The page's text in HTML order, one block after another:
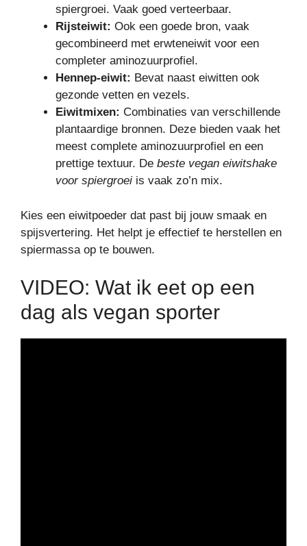
spiergroei. Vaak goed verteerbaar.
Rijsteiwit: Ook een goede bron, vaak
gecombineerd met erwteneiwit voor een
completer aminozuurprofiel.
Hennep-eiwit: Bevat naast eiwitten ook
gezonde vetten en vezels.
Eiwitmixen: Combinaties van verschillende
plantaardige bronnen. Deze bieden vaak het
meest complete aminozuurprofiel en een
prettige textuur. De beste vegan eiwitshake
voor spiergroei is vaak zo’n mix.
Kies een eiwitpoeder dat past bij jouw smaak en
spijsvertering. Het helpt je effectief te herstellen en
spiermassa op te bouwen.
VIDEO: Wat ik eet op een
dag als vegan sporter